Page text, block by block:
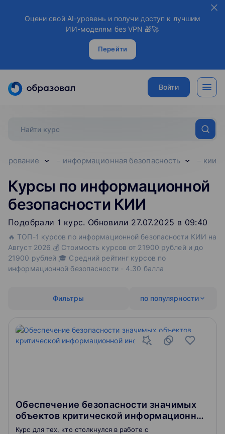
Оцени свой AI-уровень и получи доступ к лучшим
ИИ-моделям без VPN 🎁🚀
Перейти
Войти
информационная безопасность кии
Курсы по информационной
безопасности КИИ
Подобрали 1 курс. Обновили 27.07.2025 в 09:40
🔥 ТОП-1 курсов по информационной безопасности КИИ на
Август 2026 💰 Стоимость курсов от 21900 рублей и до
21900 рублей 🎓 Средний рейтинг курсов по
информационной безопасности - 4.30 балла
по популярности
Фильтры
Обеспечение безопасности значимых
объектов критической информационной
инфраструктуры
Курс для тех, кто столкнулся в работе с